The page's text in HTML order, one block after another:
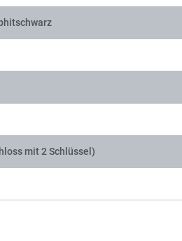
mit 2 Schlüssel)